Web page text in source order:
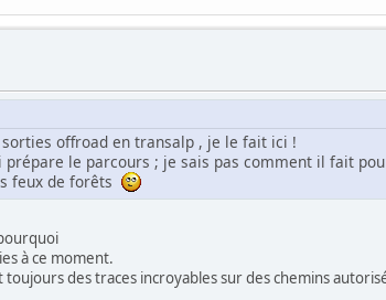
offroad en transalp , je le fait ici !
le parcours ; je sais pas comment il fait
feux de forêts
à ce moment.
des traces incroyables sur des chemins